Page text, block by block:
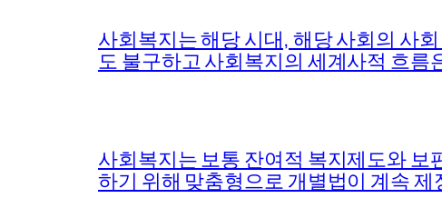
사회복지는 해당 시대, 해당 사회의 사
도 불구하고 사회복지의 세계사적 흐름
사회복지는 보통 잔여적 복지제도와
하기 위해 맞춤형으로 개별법이 계속